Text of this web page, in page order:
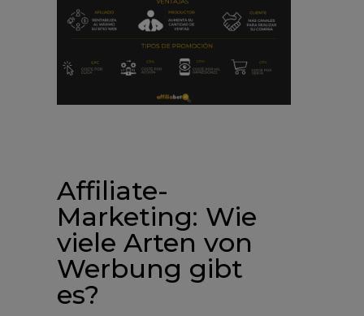
Affiliate-
Marketing: Wie
viele Arten von
Werbung gibt
es?